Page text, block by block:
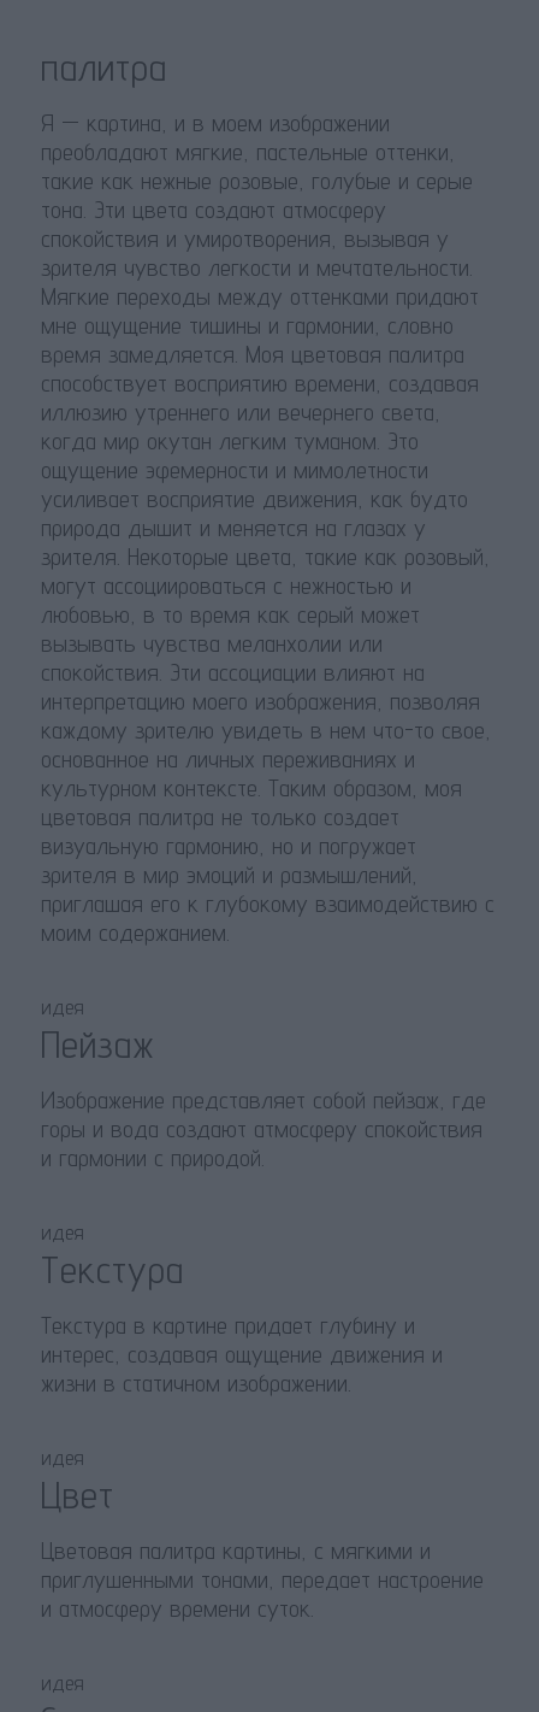
палитра
Я — картина, и в моем изображении
преобладают мягкие, пастельные оттенки,
такие как нежные розовые, голубые и серые
тона. Эти цвета создают атмосферу
спокойствия и умиротворения, вызывая у
зрителя чувство легкости и мечтательности.
Мягкие переходы между оттенками придают
мне ощущение тишины и гармонии, словно
время замедляется. Моя цветовая палитра
способствует восприятию времени, создавая
иллюзию утреннего или вечернего света,
когда мир окутан легким туманом. Это
ощущение эфемерности и мимолетности
усиливает восприятие движения, как будто
природа дышит и меняется на глазах у
зрителя. Некоторые цвета, такие как розовый,
могут ассоциироваться с нежностью и
любовью, в то время как серый может
вызывать чувства меланхолии или
спокойствия. Эти ассоциации влияют на
интерпретацию моего изображения, позволяя
каждому зрителю увидеть в нем что-то свое,
основанное на личных переживаниях и
культурном контексте. Таким образом, моя
цветовая палитра не только создает
визуальную гармонию, но и погружает
зрителя в мир эмоций и размышлений,
приглашая его к глубокому взаимодействию с
моим содержанием.
идея
Пейзаж
Изображение представляет собой пейзаж, где
горы и вода создают атмосферу спокойствия
и гармонии с природой.
идея
Текстура
Текстура в картине придает глубину и
интерес, создавая ощущение движения и
жизни в статичном изображении.
идея
Цвет
Цветовая палитра картины, с мягкими и
приглушенными тонами, передает настроение
и атмосферу времени суток.
идея